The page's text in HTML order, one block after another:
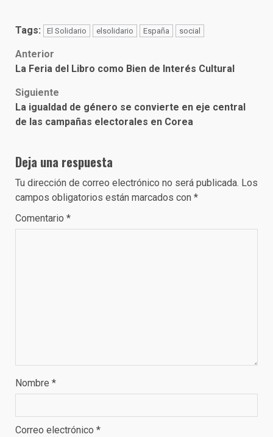
Tags: El Solidario elsolidario España social
Post
navigation
Anterior
La Feria del Libro como Bien de Interés Cultural
Siguiente
La igualdad de género se convierte en eje central
de las campañas electorales en Corea
Deja una respuesta
Tu dirección de correo electrónico no será publicada. Los
campos obligatorios están marcados con *
Comentario *
Nombre *
Correo electrónico *